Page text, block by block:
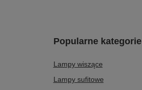
Popularne kategorie
Lampy wiszące
Lampy sufitowe